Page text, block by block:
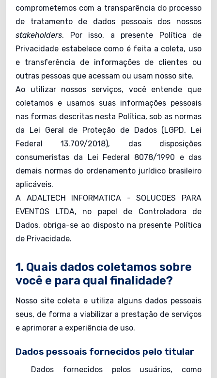
comprometemos com a transparência do processo
de tratamento de dados pessoais dos nossos
stakeholders. Por isso, a presente Política de
Privacidade estabelece como é feita a coleta, uso
e transferência de informações de clientes ou
outras pessoas que acessam ou usam nosso site.
Ao utilizar nossos serviços, você entende que
coletamos e usamos suas informações pessoais
nas formas descritas nesta Política, sob as normas
da Lei Geral de Proteção de Dados (LGPD, Lei
Federal 13.709/2018), das disposições
consumeristas da Lei Federal 8078/1990 e das
demais normas do ordenamento jurídico brasileiro
aplicáveis.
A ADALTECH INFORMATICA - SOLUCOES PARA
EVENTOS LTDA, no papel de Controladora de
Dados, obriga-se ao disposto na presente Política
de Privacidade.
1. Quais dados coletamos sobre
você e para qual finalidade?
Nosso site coleta e utiliza alguns dados pessoais
seus, de forma a viabilizar a prestação de serviços
e aprimorar a experiência de uso.
Dados pessoais fornecidos pelo titular
Dados fornecidos pelos usuários, como